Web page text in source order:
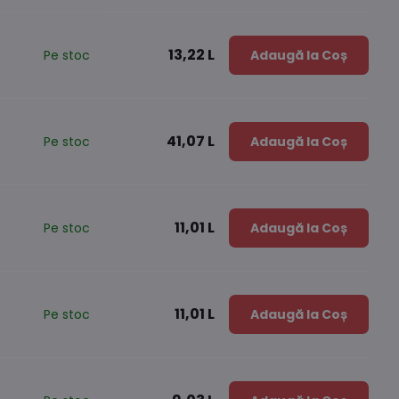
Pe stoc 13,22 L Adaugă la Coș
Pe stoc 41,07 L Adaugă la Coș
Pe stoc 11,01 L Adaugă la Coș
Pe stoc 11,01 L Adaugă la Coș